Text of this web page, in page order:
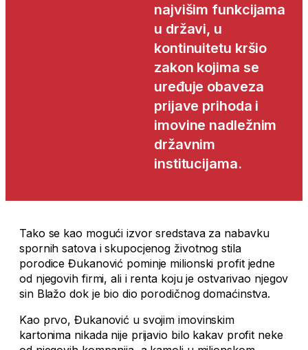
najvišim funkcijama
u državi, u
kontinuitetu kršio
zakon kojima se
uređuje obaveza
prijave prihoda i
imovine nadležnim
državnim
institucijama.
Tako se kao mogući izvor sredstava za nabavku
spornih satova i skupocjenog životnog stila
porodice Đukanović pominje milionski profit jedne
od njegovih firmi, ali i renta koju je ostvarivao njegov
sin Blažo dok je bio dio porodičnog domaćinstva.
Kao prvo, Đukanović u svojim imovinskim
kartonima nikada nije prijavio bilo kakav profit neke